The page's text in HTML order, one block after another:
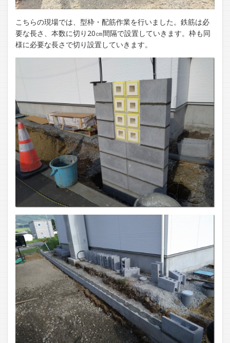
こちらの現場では、型枠・配筋作業を行いました。鉄筋は必
要な長さ、本数に切り20㎝間隔で設置していきます。枠も同
様に必要な長さで切り設置していきます。